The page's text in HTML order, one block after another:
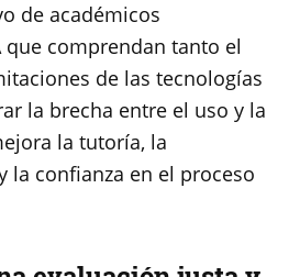
de académicos
que comprendan tanto el
de las tecnologías
la brecha entre el uso y la
la tutoría, la
la confianza en el proceso